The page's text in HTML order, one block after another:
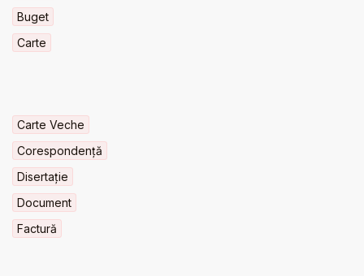
Buget
Carte
Carte Veche
Corespondență
Disertație
Document
Factură